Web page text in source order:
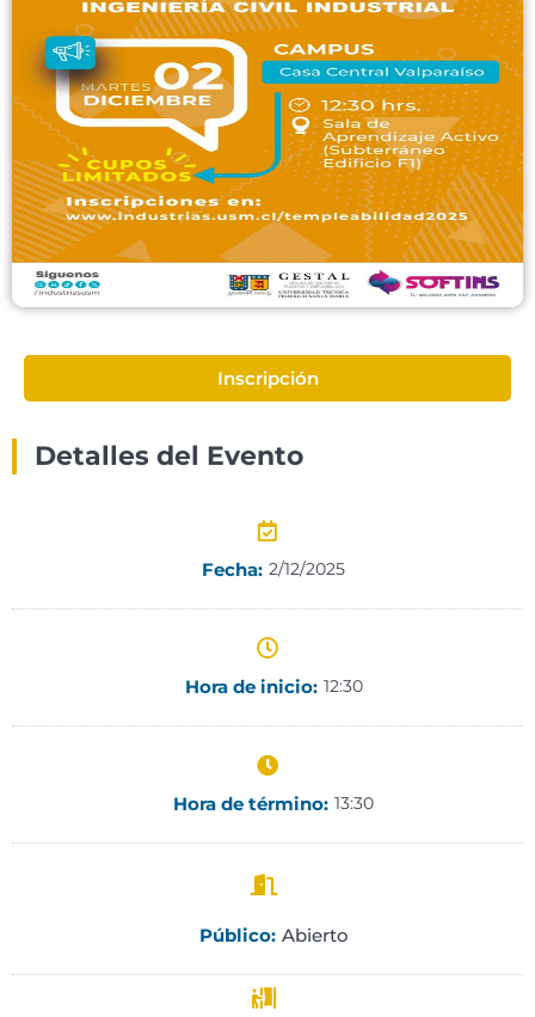
Inscripción
Detalles del Evento
Fecha: 2/12/2025
Hora de inicio: 12:30
Hora de término: 13:30
Público: Abierto